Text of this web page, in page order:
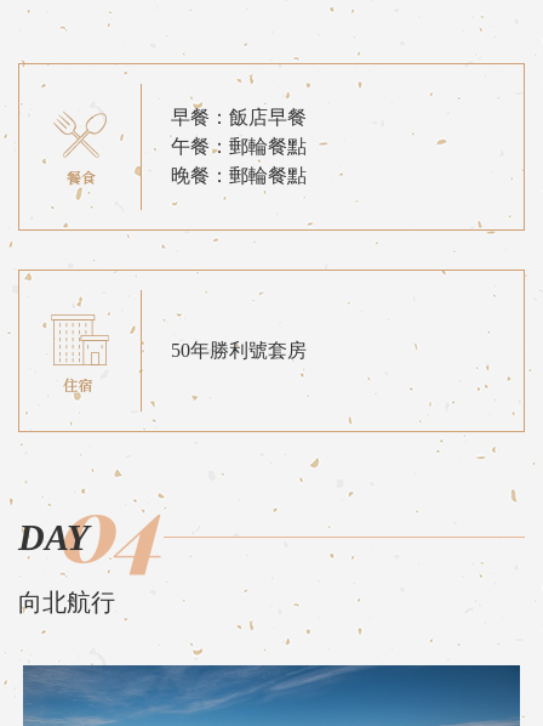
早餐：飯店早餐
午餐：郵輪餐點
晚餐：郵輪餐點
50年勝利號套房
DAY04
向北航行